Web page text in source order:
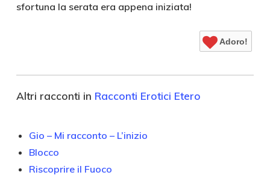
sfortuna la serata era appena iniziata!
Adoro!
Altri racconti in Racconti Erotici Etero
Gio – Mi racconto – L’inizio
Blocco
Riscoprire il Fuoco